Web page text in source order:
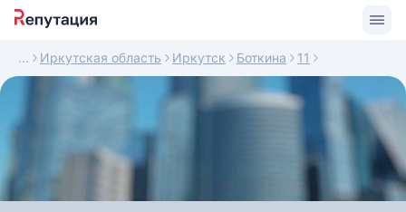
Иркутская область Иркутск Боткина 11